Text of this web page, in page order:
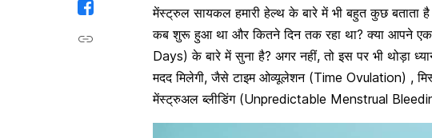
मेंस्ट्रुल सायकल हमारी हेल्थ के बारे में भी बहुत कुछ बताता
कब शुरू हुआ था और कितने दिन तक रहा था? क्या आपने एक
Days) के बारे में सुना है? अगर नहीं, तो इस पर भी थोड़ा
मदद मिलेगी, जैसे टाइम ओव्यूलेशन (Time Ovulation) ,
मेंस्ट्रुअल ब्लीडिंग (Unpredictable Menstrual